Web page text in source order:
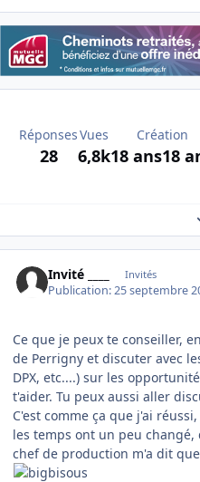
Réponses
28
Vues
6,8k
Création
18 ans18
Invité ____ Invités
Publication:25 septembre
Ce que je peux te conseiller,
de Perrigny et discuter avec
DPX, etc....) sur les
t'aider. Tu peux aussi aller
C'est comme ça que j'ai
les temps ont un peu
chef de production m'a dit